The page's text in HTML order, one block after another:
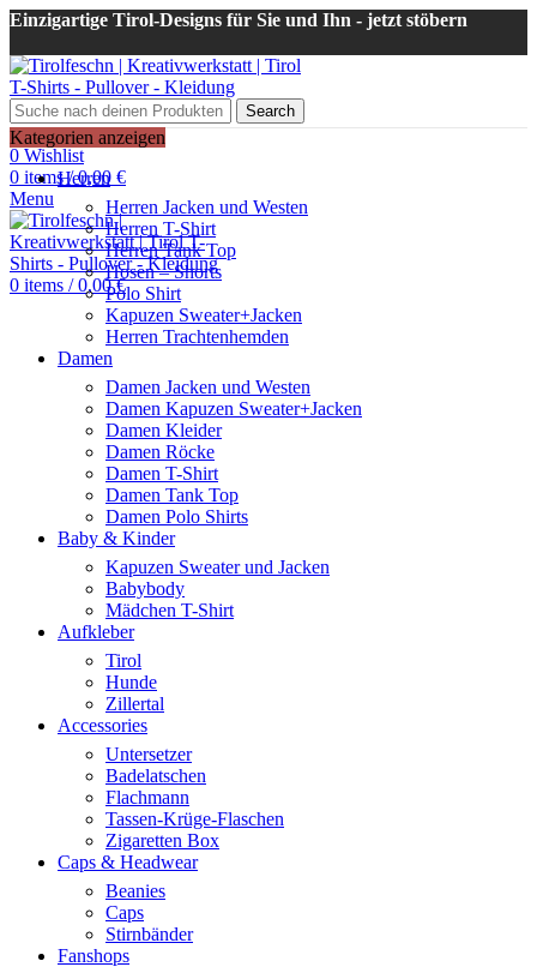
Einzigartige Tirol-Designs für Sie und Ihn - jetzt stöbern
Search
Login / Register
0 Wishlist
0 items / 0,00 €
Menu
0 items / 0,00€
Kategorien anzeigen
Herren
Herren Jacken und Westen
Herren T-Shirt
Herren Tank Top
Hosen – Shorts
Polo Shirt
Kapuzen Sweater+Jacken
Herren Trachtenhemden
Damen
Damen Jacken und Westen
Damen Kapuzen Sweater+Jacken
Damen Kleider
Damen Röcke
Damen T-Shirt
Damen Tank Top
Damen Polo Shirts
Baby & Kinder
Kapuzen Sweater und Jacken
Babybody
Mädchen T-Shirt
Aufkleber
Tirol
Hunde
Zillertal
Accessories
Untersetzer
Badelatschen
Flachmann
Tassen-Krüge-Flaschen
Zigaretten Box
Caps & Headwear
Beanies
Caps
Stirnbänder
Fanshops